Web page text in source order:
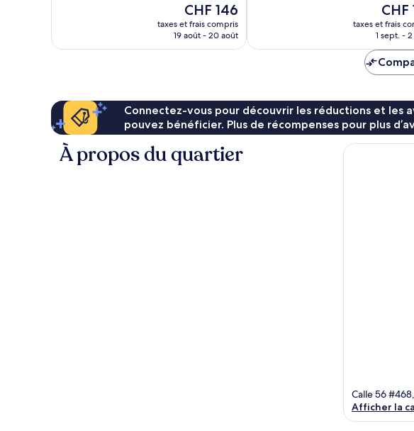
Le
nouveau
prix
CHF 146
taxes et frais compris
19 août - 20 août
Le
prix
de
CHF 178
CHF
taxes et frais
1 sept. -
Connectez-vous pour découvrir les réductions et les
pouvez bénéficier. Plus de récompenses pour plus
À propos du quartier
Calle 56
Afficher la